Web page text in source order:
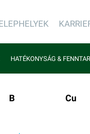
HATÉKONYSÁG &
B Cu